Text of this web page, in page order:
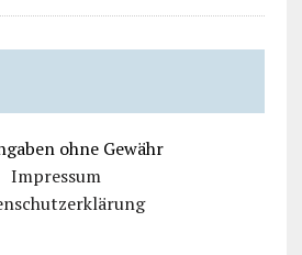
ohne Gewähr
Impressum